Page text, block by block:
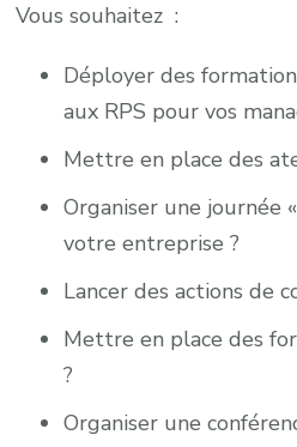
Vous souhaitez :
Déployer des
aux RPS pour vos
Mettre en place des
Organiser une journée
votre entreprise ?
Lancer des actions de
Mettre en place des
?
Organiser une